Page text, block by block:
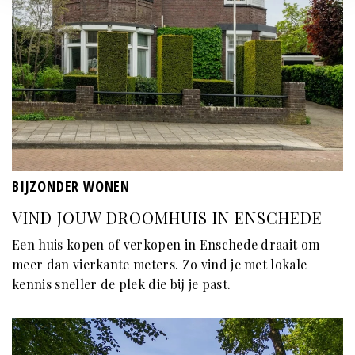
BIJZONDER WONEN
VIND JOUW DROOMHUIS IN ENSCHEDE
Een huis kopen of verkopen in Enschede draait om
meer dan vierkante meters. Zo vind je met lokale
kennis sneller de plek die bij je past.